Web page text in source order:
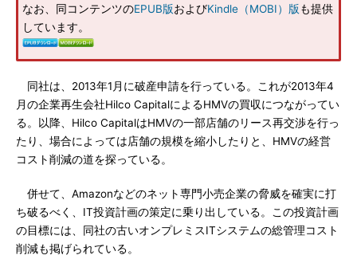
なお、同コンテンツのEPUB版およびKindle（MOBI）版も提供
しています。
同社は、2013年1月に破産申請を行っている。これが2013年4
月の企業再生会社Hilco CapitalによるHMVの買収につながってい
る。以降、Hilco CapitalはHMVの一部店舗のリース再交渉を行っ
たり、場合によっては店舗の規模を縮小したりと、HMVの経営
コスト削減の道を探っている。
併せて、Amazonなどのネット専門小売企業の脅威を確実に打
ち破るべく、IT投資計画の策定に乗り出している。この投資計画
の目標には、同社の古いオンプレミスITシステムの総管理コスト
削減も掲げられている。